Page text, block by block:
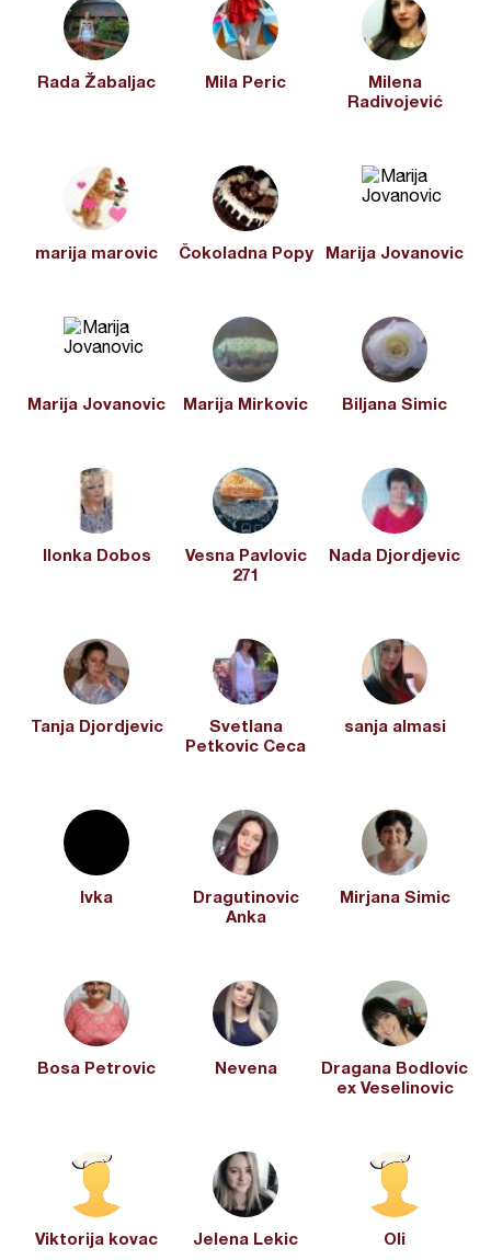
Rada Žabaljac Mila Peric
Milena
Radivojević
marija marovic Čokoladna Popy Marija Jovanovic
Marija Jovanovic Marija Mirkovic Biljana Simic
Ilonka Dobos
Vesna Pavlovic
271
Nada Djordjevic
Tanja Djordjevic
Svetlana
Petkovic Ceca
sanja almasi
Ivka
Dragutinovic
Anka
Mirjana Simic
Bosa Petrovic Nevena
Dragana Bodlovic
ex Veselinovic
Viktorija kovac Jelena Lekic Oli